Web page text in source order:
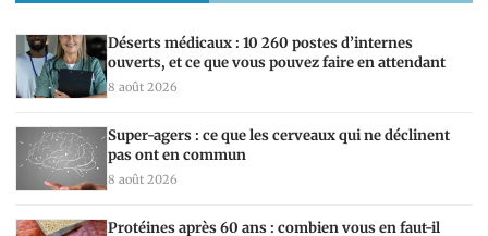
Déserts médicaux : 10 260 postes d’internes
ouverts, et ce que vous pouvez faire en attendant
8 août 2026
Super-agers : ce que les cerveaux qui ne déclinent
pas ont en commun
8 août 2026
Protéines après 60 ans : combien vous en faut-il